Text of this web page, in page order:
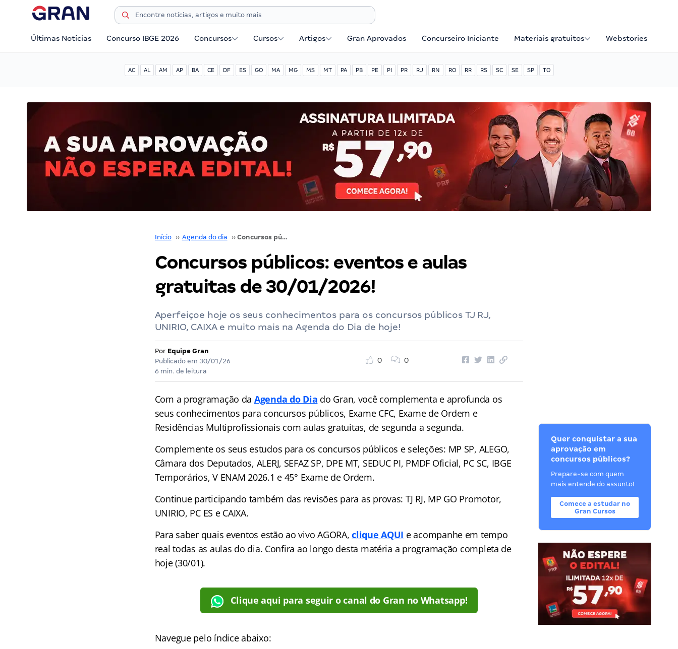
Últimas Notícias Concurso IBGE 2026 Concursos Cursos Artigos Gran Aprovados Concurseiro Iniciante Materiais gratuitos Webstories
AC AL AM AP BA CE DF ES GO MA MG MS MT PA PB PE PI PR RJ RN RO RR RS SC SE SP TO
Início ›› Agenda do dia ›› Concursos públicos: eventos e aulas gratuitas de 30/01/2026!
Concursos públicos: eventos e aulas
gratuitas de 30/01/2026!
Aperfeiçoe hoje os seus conhecimentos para os concursos públicos TJ RJ,
UNIRIO, CAIXA e muito mais na Agenda do Dia de hoje!
Por Equipe Gran
Publicado em 30/01/26
6 min. de leitura
0 0
Com a programação da Agenda do Dia do Gran, você complementa e aprofunda os
seus conhecimentos para concursos públicos, Exame CFC, Exame de Ordem e
Residências Multiprofissionais com aulas gratuitas, de segunda a segunda.
Complemente os seus estudos para os concursos públicos e seleções: MP SP, ALEGO,
Câmara dos Deputados, ALERJ, SEFAZ SP, DPE MT, SEDUC PI, PMDF Oficial, PC SC, IBGE
Temporários, V ENAM 2026.1 e 45° Exame de Ordem.
Continue participando também das revisões para as provas: TJ RJ, MP GO Promotor,
UNIRIO, PC ES e CAIXA.
Para saber quais eventos estão ao vivo AGORA,clique AQUI e acompanhe em tempo
real todas as aulas do dia. Confira ao longo desta matéria a programação completa de
hoje (30/01).
Clique aqui para seguir o canal do Gran no Whatsapp!
Navegue pelo índice abaixo:
Quer conquistar a sua
aprovação em
concursos públicos?
Prepare-se com quem
mais entende do assunto!
Comece a estudar no
Gran Cursos